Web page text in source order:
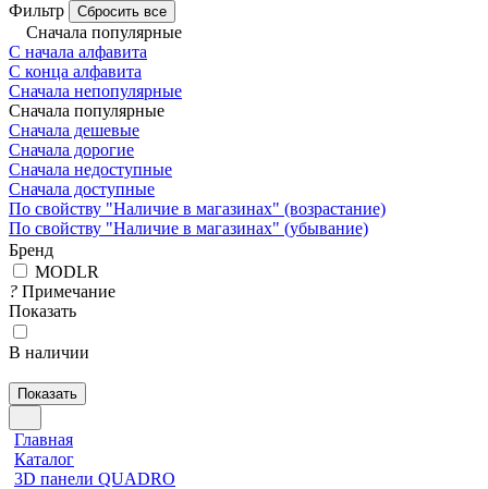
Фильтр Сбросить все
Сначала популярные
С начала алфавита
С конца алфавита
Сначала непопулярные
Сначала популярные
Сначала дешевые
Сначала дорогие
Сначала недоступные
Сначала доступные
По свойству "Наличие в магазинах" (возрастание)
По свойству "Наличие в магазинах" (убывание)
Бренд
MODLR
? Примечание
Показать
В наличии
Показать
Главная
Каталог
3D панели QUADRO